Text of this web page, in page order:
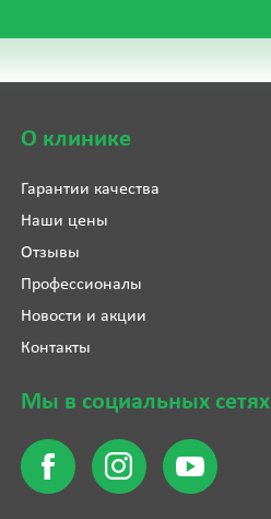
О клинике
Гарантии качества
Наши цены
Отзывы
Профессионалы
Новости и акции
Контакты
Мы в социальных сетях